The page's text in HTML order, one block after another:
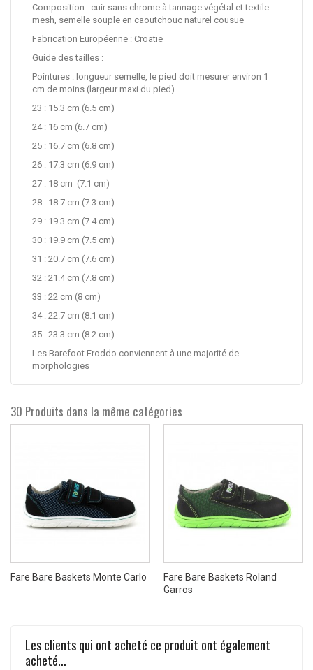
Composition : cuir sans chrome à tannage végétal et textile
mesh, semelle souple en caoutchouc naturel cousue
Fabrication Européenne : Croatie
Guide des tailles :
Pointures : longueur semelle, le pied doit mesurer environ 1
cm de moins (largeur maxi du pied)
23 : 15.3 cm (6.5 cm)
24 : 16 cm (6.7 cm)
25 : 16.7 cm (6.8 cm)
26 : 17.3 cm (6.9 cm)
27 : 18 cm (7.1 cm)
28 : 18.7 cm (7.3 cm)
29 : 19.3 cm (7.4 cm)
30 : 19.9 cm (7.5 cm)
31 : 20.7 cm (7.6 cm)
32 : 21.4 cm (7.8 cm)
33 : 22 cm (8 cm)
34 : 22.7 cm (8.1 cm)
35 : 23.3 cm (8.2 cm)
Les Barefoot Froddo conviennent à une majorité de
morphologies
30 Produits dans la même catégories
Fare Bare Baskets Monte Carlo
Fare Bare Baskets Roland
Garros
Les clients qui ont acheté ce produit ont également
acheté...